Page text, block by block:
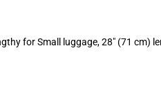
for Small luggage, 28" (71 cm)